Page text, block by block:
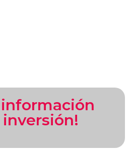
información